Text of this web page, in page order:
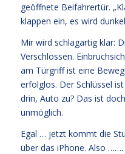
geöffnete Beifahrertür.
klappen ein, es wird
Mir wird schlagartig klar:
Verschlossen.
am Türgriff ist eine
erfolglos. Der Schlüssel
drin, Auto zu? Das ist
unmöglich.
Egal … jetzt kommt die
über das iPhone. Also